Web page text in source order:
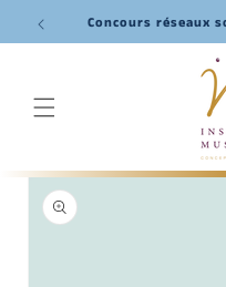
passer au
contenu
Concours
Passer aux
informations
produits